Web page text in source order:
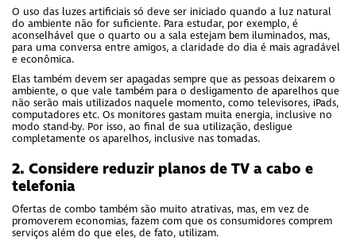
O uso das luzes artificiais só deve ser iniciado quando a luz natural
do ambiente não for suficiente. Para estudar, por exemplo, é
aconselhável que o quarto ou a sala estejam bem iluminados, mas,
para uma conversa entre amigos, a claridade do dia é mais agradável
e econômica.
Elas também devem ser apagadas sempre que as pessoas deixarem o
ambiente, o que vale também para o desligamento de aparelhos que
não serão mais utilizados naquele momento, como televisores, iPads,
computadores etc. Os monitores gastam muita energia, inclusive no
modo stand-by. Por isso, ao final de sua utilização, desligue
completamente os aparelhos, inclusive nas tomadas.
2. Considere reduzir planos de TV a cabo e
telefonia
Ofertas de combo também são muito atrativas, mas, em vez de
promoverem economias, fazem com que os consumidores comprem
serviços além do que eles, de fato, utilizam.